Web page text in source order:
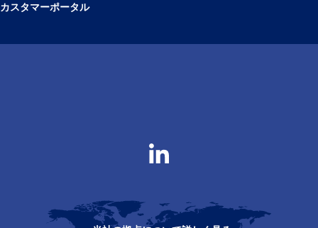
カスタマーポータル